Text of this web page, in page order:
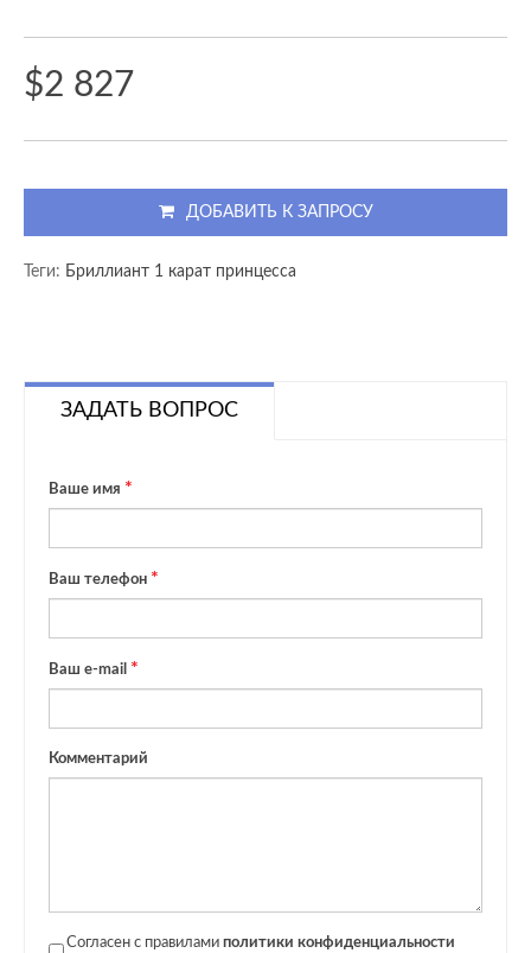
$2 827
ДОБАВИТЬ К ЗАПРОСУ
Теги: Бриллиант 1 карат принцесса
ЗАДАТЬ ВОПРОС
Ваше имя
Ваш телефон
Ваш e-mail
Комментарий
Согласен с правилами политики конфиденциальности